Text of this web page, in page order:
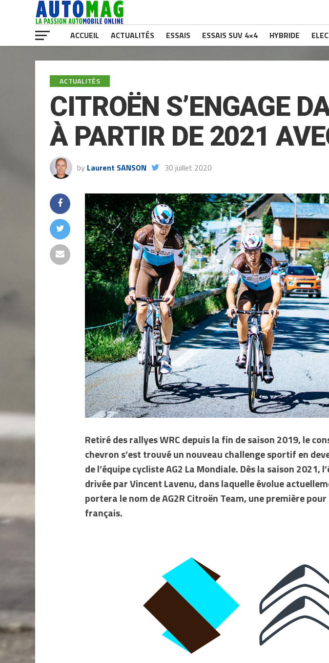
ACCUEIL ACTUALITÉS ESSAIS ESSAIS SUV 4×4 HYBRIDE
ACTUALITÉS
CITROËN S’ENGAGE
À PARTIR DE 2021
by Laurent SANSON 30 juillet 2020
Retiré des rallyes WRC depuis la fin de saison 2019, le
chevron s’est trouvé un nouveau challenge sportif en
de l’équipe cycliste AG2 La Mondiale. Dès la saison 2021,
drivée par Vincent Lavenu, dans laquelle évolue
portera le nom de AG2R Citroën Team, une première
français.